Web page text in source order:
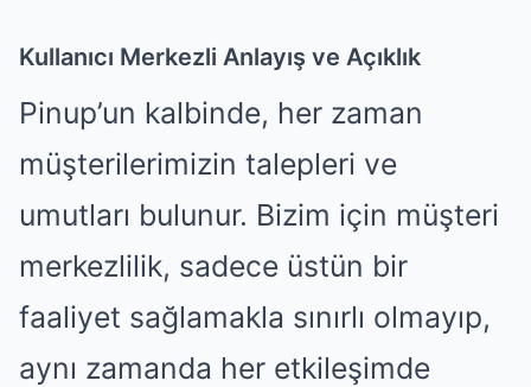
Kullanıcı Merkezli Anlayış ve Açıklık
Pinup’un kalbinde, her zaman
müşterilerimizin talepleri ve
umutları bulunur. Bizim için müşteri
merkezlilik, sadece üstün bir
faaliyet sağlamakla sınırlı olmayıp,
aynı zamanda her etkileşimde